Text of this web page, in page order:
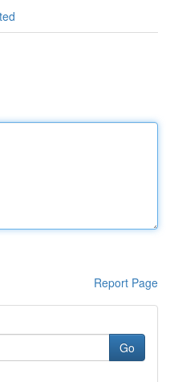
Report Page
Go